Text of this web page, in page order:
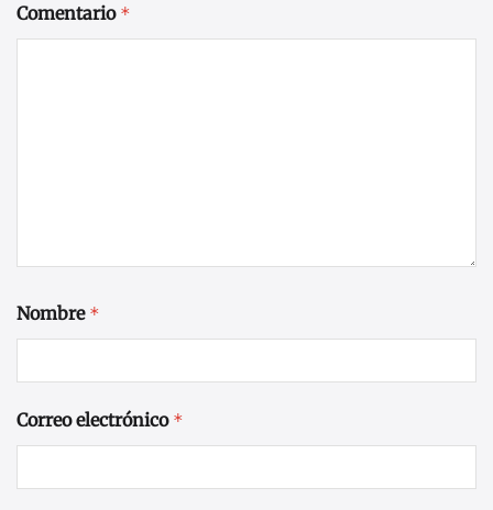
Comentario *
Nombre *
Correo electrónico *